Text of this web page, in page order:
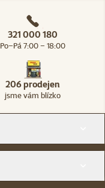
321 000 180
Po–Pá 7:00 – 18:00
206 prodejen
jsme vám blízko